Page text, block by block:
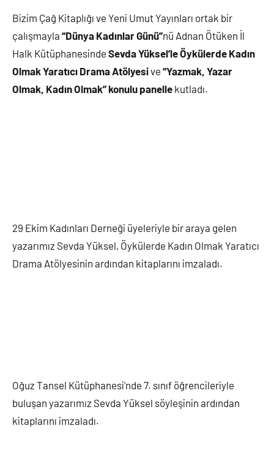
Bizim Çağ Kitaplığı ve Yeni Umut Yayınları ortak bir
çalışmayla “Dünya Kadınlar Günü”nü Adnan Ötüken İl
Halk Kütüphanesinde Sevda Yüksel’le Öykülerde Kadın
Olmak Yaratıcı Drama Atölyesive “Yazmak, Yazar
Olmak, Kadın Olmak” konulu panelle kutladı.
29 Ekim Kadınları Derneği üyeleriyle bir araya gelen
yazarımız Sevda Yüksel, Öykülerde Kadın Olmak Yaratıcı
Drama Atölyesinin ardından kitaplarını imzaladı.
Oğuz Tansel Kütüphanesi’nde 7. sınıf öğrencileriyle
buluşan yazarımız Sevda Yüksel söyleşinin ardından
kitaplarını imzaladı.